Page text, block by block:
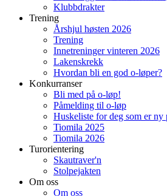
Klubbdrakter
Trening
Årshjul høsten 2026
Trening
Innetreninger vinteren 2026
Lakenskrekk
Hvordan bli en god o-løper?
Konkurranser
Bli med på o-løp!
Påmelding til o-løp
Huskeliste for deg som er ny
Tiomila 2025
Tiomila 2026
Turorientering
Skautraver'n
Stolpejakten
Om oss
Om oss